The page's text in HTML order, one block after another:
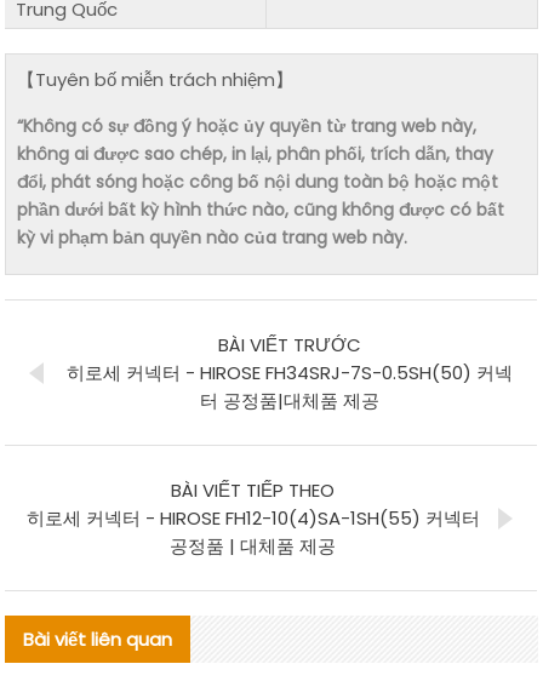
Trung Quốc
【Tuyên bố miễn trách nhiệm】
“Không có sự đồng ý hoặc ủy quyền từ trang web này,
không ai được sao chép, in lại, phân phối, trích dẫn, thay
đổi, phát sóng hoặc công bố nội dung toàn bộ hoặc một
phần dưới bất kỳ hình thức nào, cũng không được có bất
kỳ vi phạm bản quyền nào của trang web này.
BÀI VIẾT TRƯỚC
히로세 커넥터 - HIROSE FH34SRJ-7S-0.5SH(50) 커넥
터 공정품|대체품 제공
BÀI VIẾT TIẾP THEO
히로세 커넥터 - HIROSE FH12-10(4)SA-1SH(55) 커넥터
공정품 | 대체품 제공
Bài viết liên quan